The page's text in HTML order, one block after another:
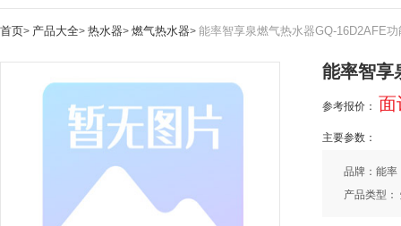
首页> 产品大全> 热水器> 燃气热水器> 能率智享泉燃气热水器GQ-16D2AFE
能率智享
参考报价： 面
主要参数：
品牌：能率
产品类型：